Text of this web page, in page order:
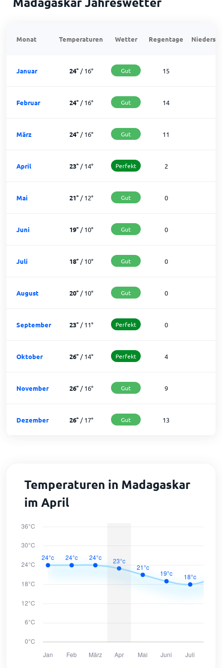
Monat Temperaturen Wetter Regentage
Januar 24°/16° Gut 15
Februar 24°/16° Gut 14
März 24°/16° Gut 11
April 23°/14° Perfekt 2
Mai 21°/12° Gut 0
Juni 19°/10° Gut 0
Juli 18°/10° Gut 0
August 20°/10° Gut 0
September 23°/11° Perfekt 0
Oktober 26°/14° Perfekt 4
November 26°/16° Gut 9
Dezember 26°/17° Gut 13
Temperaturen in Madagaskar
im April